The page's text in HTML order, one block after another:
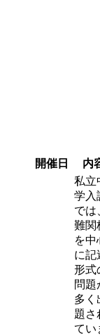
開催日 内
私立
学入
では
難関
を中
に記
形式
問題
多く
題さ
てい